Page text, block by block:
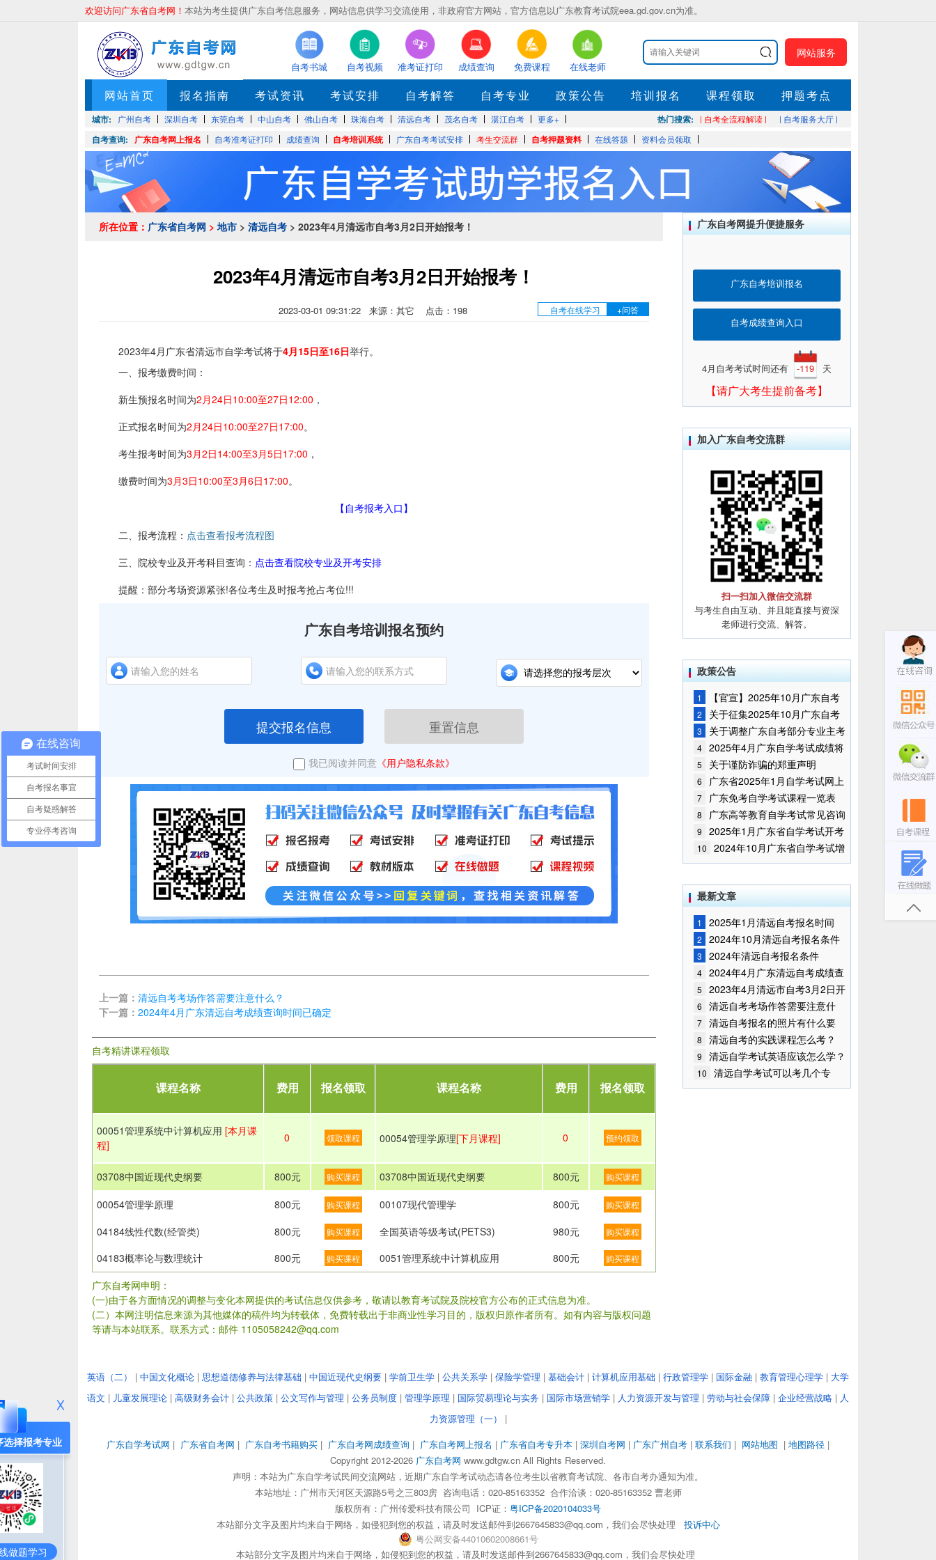
欢迎访问广东省自考网！ 本站为考生提供广东自考信息服务，网站信息供学习交流使用，非政府官方网站，官方信息以广东教育考试院eea.gd.gov.cn为准。
自考书城 自考视频 准考证打印 成绩查询 免费课程 在线老师
网站服务
网站首页 报名指南 考试资讯 考试安排 自考解答 自考专业 政策公告 培训报名 课程领取 押题考点
城市: 广州自考 深圳自考 东莞自考 中山自考 佛山自考 珠海自考 清远自考 茂名自考 湛江自考 更多+ 热门搜索: | 自考全流程解读 | | 自考服务大厅 |
自考查询: 广东自考网上报名 自考准考证打印 成绩查询 自考培训系统 广东自考考试安排 考生交流群 自考押题资料 在线答题 资料会员领取
所在位置： 广东省自考网 > 地市 > 清远自考 > 2023年4月清远市自考3月2日开始报考！
2023年4月清远市自考3月2日开始报考！
2023-03-01 09:31:22 来源：其它 点击： 198 自考在线学习 +问答
2023年4月广东省清远市自学考试将于4月15日至16日举行。
一、报考缴费时间：
新生预报名时间为2月24日10:00至27日12:00 ，
正式报名时间为2月24日10:00至27日17:00。
考生报考时间为3月2日14:00至3月5日17:00 ，
缴费时间为3月3日10:00至3月6日17:00。
【 自考报考入口 】
二、报考流程： 点击查看报考流程图
三、院校专业及开考科目查询： 点击查看院校专业及开考安排
提醒：部分考场资源紧张!各位考生及时报考抢占考位!!!
广东自考培训报名预约
提交报名信息 重置信息
我已阅读并同意 《用户隐私条款》
上一篇： 清远自考考场作答需要注意什么？
下一篇： 2024年4月广东清远自考成绩查询时间已确定
自考精讲课程领取
课程名称 费用 报名领取 课程名称 费用 报名领取
00051管理系统中计算机应用 [本月课
程]
0 领取课程 00054管理学原理[下月课程] 0 预约领取
03708中国近现代史纲要 800元 购买课程 03708中国近现代史纲要 800元 购买课程
00054管理学原理 800元 购买课程 00107现代管理学 800元 购买课程
04184线性代数(经管类) 800元 购买课程 全国英语等级考试(PETS3) 980元 购买课程
04183概率论与数理统计 800元 购买课程 0051管理系统中计算机应用 800元 购买课程
广东自考网申明：
(一)由于各方面情况的调整与变化本网提供的考试信息仅供参考，敬请以教育考试院及院校官方公布的正式信息为准。
(二）本网注明信息来源为其他媒体的稿件均为转载体，免费转载出于非商业性学习目的，版权归原作者所有。如有内容与版权问题
等请与本站联系。联系方式：邮件 1105058242@qq.com
广东自考网提升便捷服务
广东自考培训报名
自考成绩查询入口
4月自考考试时间还有 -119 天
【请广大考生提前备考】
加入广东自考交流群
扫一扫加入微信交流群
与考生自由互动、并且能直接与资深
老师进行交流、解答。
政策公告
1
【官宣】2025年10月广东自考
报名时间通知
2
关于征集2025年10月广东自考
增加开考停考专业部分课程意向的
通告
3
关于调整广东自考部分专业主考
学校的通知
4 2025年4月广东自学考试成绩将
于5月9日公布
5 关于谨防诈骗的郑重声明
6
广东省2025年1月自学考试网上
报名报考须知
7 广东免考自学考试课程一览表
8
广东高等教育自学考试常见咨询
问题
9
2025年1月广东省自学考试开考
课程考试时间安排和使用教材的通
知
10
2024年10月广东省自学考试增
加一门开考课程的通告
最新文章
1 2025年1月清远自考报名时间
2
2024年10月清远自考报名条件
已公布!
3 2024年清远自考报名条件
4 2024年4月广东清远自考成绩查
询时间已确定
5
2023年4月清远市自考3月2日开
始报考！
6
清远自考考场作答需要注意什
么？
7 清远自考报名的照片有什么要
求？
8 清远自考的实践课程怎么考？
9 清远自学考试英语应该怎么学？
10
清远自学考试可以考几个专
业？
选择报考专业
做题学习
英语（二） | 中国文化概论 | 思想道德修养与法律基础 | 中国近现代史纲要 | 学前卫生学 | 公共关系学 | 保险学管理 | 基础会计 | 计算机应用基础 | 行政管理学 | 国际金融 | 教育管理心理学 | 大学
语文 | 儿童发展理论 | 高级财务会计 | 公共政策 | 公文写作与管理 | 公务员制度 | 管理学原理 | 国际贸易理论与实务 | 国际市场营销学 | 人力资源开发与管理 | 劳动与社会保障 | 企业经营战略 | 人
力资源管理（一）
|
广东自学考试网 | 广东省自考网 | 广东自考书籍购买 | 广东自考网成绩查询 | 广东自考网上报名 | 广东省自考专升本 | 深圳自考网 | 广东广州自考 | 联系我们 | 网站地图 | 地图路径 |
Copyright 2012-2026 广东自考网 www.gdtgw.cn All Rights Reserved.
声明：本站为广东自学考试民间交流网站，近期广东自学考试动态请各位考生以省教育考试院、各市自考办通知为准。
本站地址：广州市天河区天源路5号之三803房 咨询电话：020-85163352 合作洽谈：020-85163352 曹老师
版权所有： 广州传爱科技有限公司 ICP证： 粤ICP备2020104033号
本站部分文字及图片均来自于网络，如侵犯到您的权益，请及时发送邮件到2667645833@qq.com，我们会尽快处理 投诉中心
粤公网安备44010602008661号
本站部分文字及图片均来自于网络，如侵犯到您的权益，请及时发送邮件到2667645833@qq.com，我们会尽快处理
在线咨询
考试时间安排
自考报名事宜
自考疑惑解答
专业停考咨询